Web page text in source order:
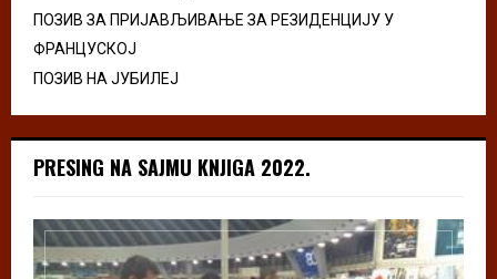
ПОЗИВ ЗА ПРИЈАВЉИВАЊЕ ЗА РЕЗИДЕНЦИЈУ У
ФРАНЦУСКОЈ
ПОЗИВ НА ЈУБИЛЕЈ
PRESING NA SAJMU KNJIGA 2022.